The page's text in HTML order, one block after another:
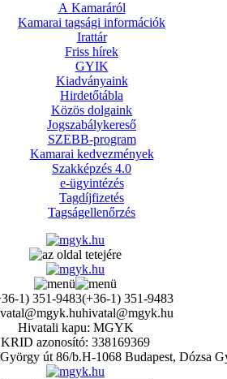
A Kamaráról
Kamarai tagsági információk
Irattár
Friss hírek
GYIK
Kiadványaink
Hirdetőtábla
Közös dolgaink
Jogszabálykereső
SZEBB-program
Kamarai kedvezmények
Szakképzés 4.0
e-ügyintézés
Tagdíjfizetés
Tagságellenőrzés
(+36-1) 351-9483
hivatal@mgyk.hu
Hivatali kapu: MGYK
KRID azonosító: 338169369
H-1068 Budapest, Dózsa